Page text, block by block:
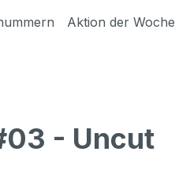
Aktion der Woche
- Uncut